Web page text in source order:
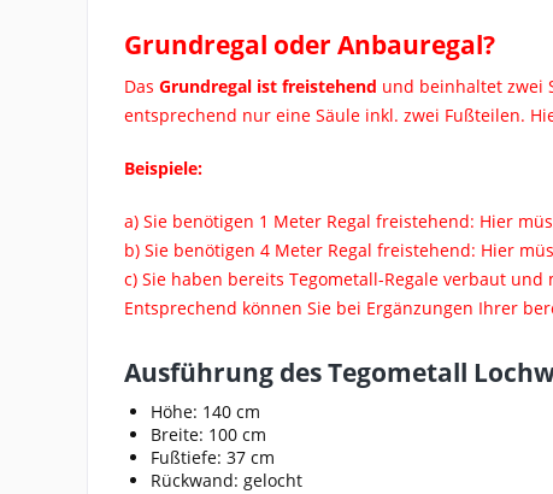
Grundregal oder Anbauregal?
Das Grundregal ist freistehend und beinhaltet zwei
entsprechend nur eine Säule inkl. zwei Fußteilen.
Beispiele:
a) Sie benötigen 1 Meter Regal freistehend: Hier
b) Sie benötigen 4 Meter Regal freistehend: Hier
c) Sie haben bereits Tegometall-Regale verbaut
Entsprechend können Sie bei Ergänzungen Ihrer
Ausführung des Tegometall
Höhe: 140 cm
Breite: 100 cm
Fußtiefe: 37 cm
Rückwand: gelocht